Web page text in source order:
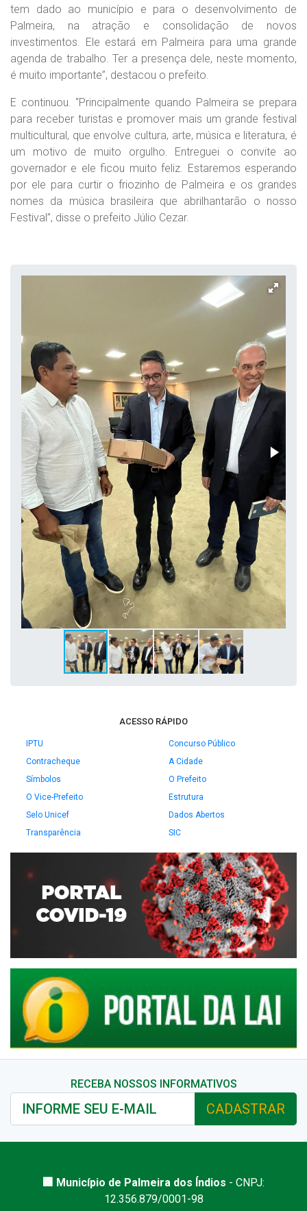
tem dado ao município e para o desenvolvimento de
Palmeira, na atração e consolidação de novos
investimentos. Ele estará em Palmeira para uma grande
agenda de trabalho. Ter a presença dele, neste momento,
é muito importante”, destacou o prefeito.
E continuou. “Principalmente quando Palmeira se prepara
para receber turistas e promover mais um grande festival
multicultural, que envolve cultura, arte, música e literatura, é
um motivo de muito orgulho. Entreguei o convite ao
governador e ele ficou muito feliz. Estaremos esperando
por ele para curtir o friozinho de Palmeira e os grandes
nomes da música brasileira que abrilhantarão o nosso
Festival”, disse o prefeito Júlio Cezar.
ACESSO RÁPIDO
IPTU
Concurso Público
Contracheque
A Cidade
Símbolos
O Prefeito
O Vice-Prefeito
Estrutura
Selo Unicef
Dados Abertos
Transparência
SIC
RECEBA NOSSOS INFORMATIVOS
CADASTRAR
🏢 Município de Palmeira dos Índios - CNPJ:
12.356.879/0001-98